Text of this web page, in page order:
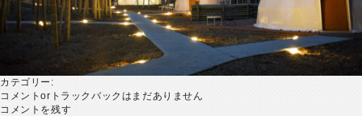
カテゴリー:
コメントorトラックバックはまだありません
コメントを残す